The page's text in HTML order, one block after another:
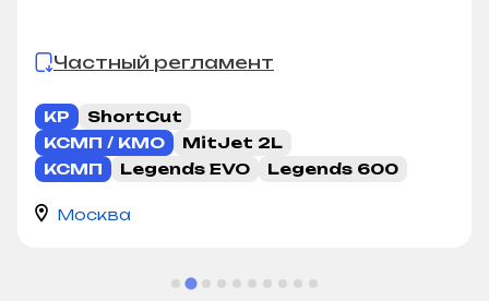
Частный регламент
КР
ShortCut
КСМП / КМО
MitJet 2L
КСМП
Legends EVO Legends 600
Москва